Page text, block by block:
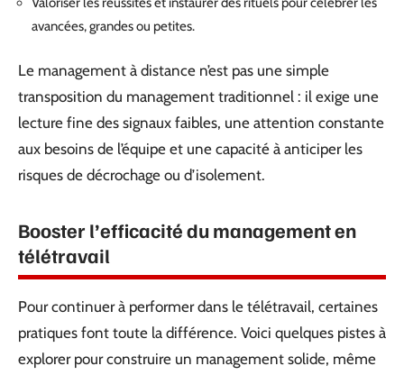
avancées, grandes ou petites.
Le management à distance n’est pas une simple
transposition du management traditionnel : il exige une
lecture fine des signaux faibles, une attention constante
aux besoins de l’équipe et une capacité à anticiper les
risques de décrochage ou d’isolement.
Booster l’efficacité du management en
télétravail
Pour continuer à performer dans le télétravail, certaines
pratiques font toute la différence. Voici quelques pistes à
explorer pour construire un management solide, même